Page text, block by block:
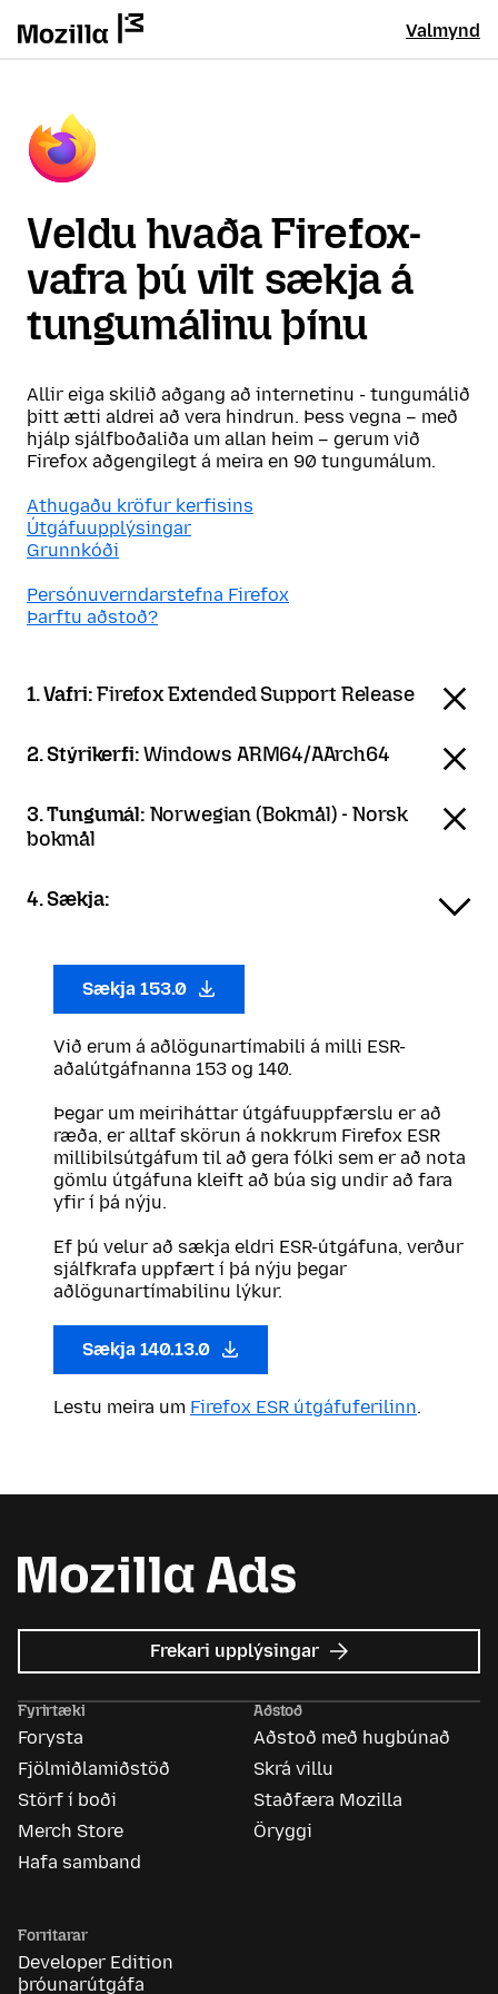
Valmynd
Veldu hvaða Firefox-
vafra þú vilt sækja á
tungumálinu þínu
Allir eiga skilið aðgang að internetinu - tungumálið
þitt ætti aldrei að vera hindrun. Þess vegna – með
hjálp sjálfboðaliða um allan heim – gerum við
Firefox aðgengilegt á meira en 90 tungumálum.
Athugaðu kröfur kerfisins
Útgáfuupplýsingar
Grunnkóði
Persónuverndarstefna Firefox
Þarftu aðstoð?
1. Vafri:Firefox Extended Support Release
2. Stýrikerfi:Windows ARM64/AArch64
3. Tungumál: Norwegian (Bokmål) - Norsk
bokmål
4. Sækja:
Sækja 153.0
Við erum á aðlögunartímabili á milli ESR-
aðalútgáfnanna 153 og 140.
Þegar um meiriháttar útgáfuuppfærslu er að
ræða, er alltaf skörun á nokkrum Firefox ESR
millibilsútgáfum til að gera fólki sem er að nota
gömlu útgáfuna kleift að búa sig undir að fara
yfir í þá nýju.
Ef þú velur að sækja eldri ESR-útgáfuna, verður
sjálfkrafa uppfært í þá nýju þegar
aðlögunartímabilinu lýkur.
Sækja 140.13.0
Lestu meira um Firefox ESR útgáfuferilinn.
Frekari upplýsingar um
Mozilla
Fyrirtæki
Forysta
Fjölmiðlamiðstöð
Störf í boði
Merch Store
Hafa samband
Aðstoð
Aðstoð með hugbúnað
Skrá villu
Staðfæra Mozilla
Öryggi
Forritarar
Developer Edition
þróunarútgáfa